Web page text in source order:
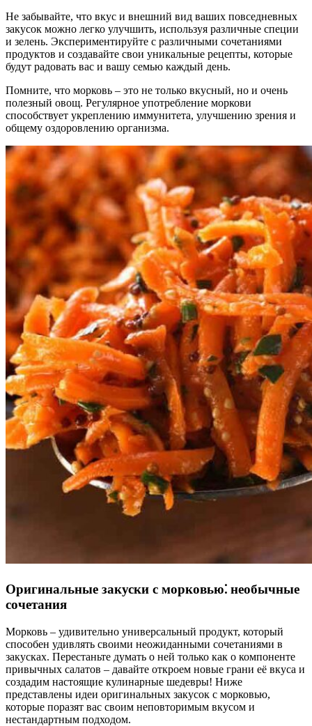
Не забывайте, что вкус и внешний вид ваших повседневных
закусок можно легко улучшить, используя различные специи
и зелень. Экспериментируйте с различными сочетаниями
продуктов и создавайте свои уникальные рецепты, которые
будут радовать вас и вашу семью каждый день.
Помните, что морковь – это не только вкусный, но и очень
полезный овощ. Регулярное употребление моркови
способствует укреплению иммунитета, улучшению зрения и
общему оздоровлению организма.
Оригинальные закуски с морковью⁚ необычные
сочетания
Морковь – удивительно универсальный продукт, который
способен удивлять своими неожиданными сочетаниями в
закусках. Перестаньте думать о ней только как о компоненте
привычных салатов – давайте откроем новые грани её вкуса и
создадим настоящие кулинарные шедевры! Ниже
представлены идеи оригинальных закусок с морковью,
которые поразят вас своим неповторимым вкусом и
нестандартным подходом.